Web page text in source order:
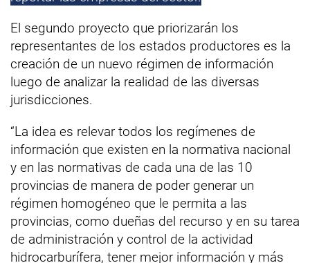
El segundo proyecto que priorizarán los
representantes de los estados productores es la
creación de un nuevo régimen de información
luego de analizar la realidad de las diversas
jurisdicciones.
“La idea es relevar todos los regímenes de
información que existen en la normativa nacional
y en las normativas de cada una de las 10
provincias de manera de poder generar un
régimen homogéneo que le permita a las
provincias, como dueñas del recurso y en su tarea
de administración y control de la actividad
hidrocarburífera, tener mejor información y más